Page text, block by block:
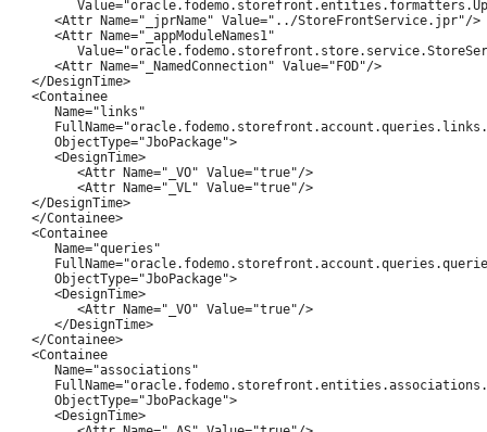
      <Attr Name="_jprName" Value="../StoreFrontService.jpr"/>
      <Attr Name="_appModuleNames1"
      <Attr Name="_NamedConnection" Value="FOD"/>
   </DesignTime>
   <Containee
      Name="links"
      ObjectType="JboPackage">
      <DesignTime>
         <Attr Name="_VO" Value="true"/>
         <Attr Name="_VL" Value="true"/>
   </DesignTime>
   </Containee>
   <Containee
      Name="queries"
      ObjectType="JboPackage">
      <DesignTime>
         <Attr Name="_VO" Value="true"/>
      </DesignTime>
   </Containee>
   <Containee
      Name="associations"
      ObjectType="JboPackage">
      <DesignTime>